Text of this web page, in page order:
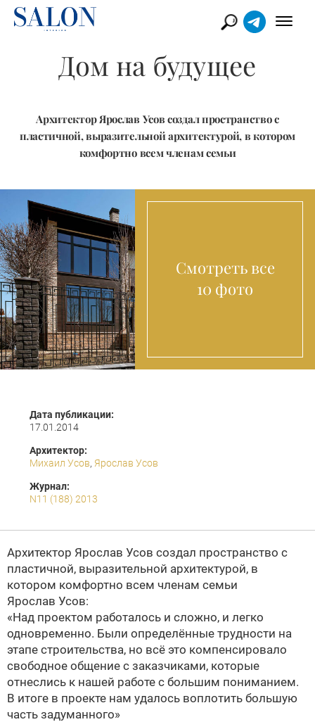
Дом на будущее
Архитектор Ярослав Усов создал пространство с
пластичной, выразительной архитектурой, в котором
комфортно всем членам семьи
Смотреть все
10 фото
Дата публикации:
17.01.2014
Архитектор:
Михаил Усов, Ярослав Усов
Журнал:
N11 (188) 2013
Архитектор Ярослав Усов создал пространство с
пластичной, выразительной архитектурой, в
котором комфортно всем членам семьи
Ярослав Усов:
«Над проектом работалось и сложно, и легко
одновременно. Были определённые трудности на
этапе строительства, но всё это компенсировало
свободное общение с зака­зчиками, которые
отнеслись к нашей работе с большим пониманием.
В итоге в проекте нам удалось воплотить большую
часть задуманного»